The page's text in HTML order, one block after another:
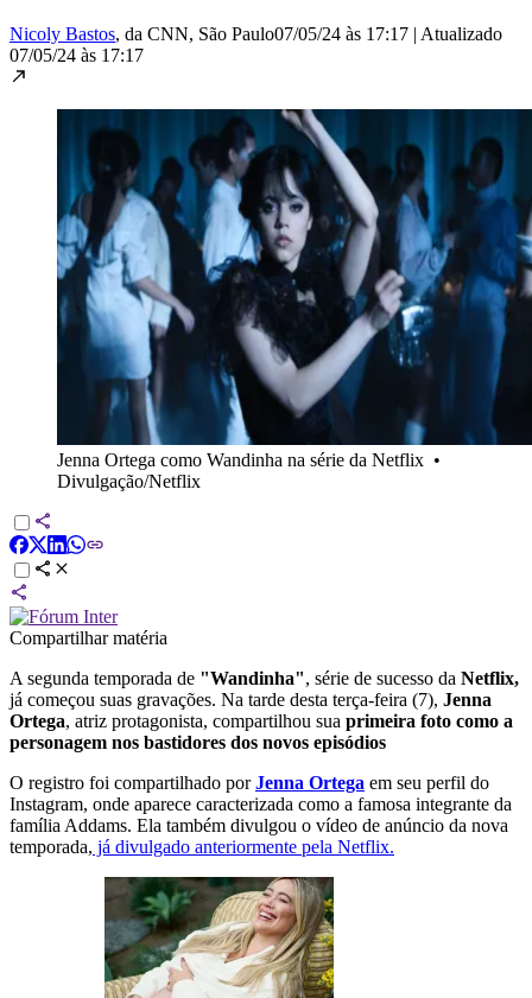
Nicoly Bastos, da CNN, São Paulo07/05/24 às 17:17 | Atualizado
07/05/24 às 17:17
Jenna Ortega como Wandinha na série da Netflix •
Divulgação/Netflix
Compartilhar matéria
A segunda temporada de "Wandinha", série de sucesso da Netflix,
já começou suas gravações. Na tarde desta terça-feira (7), Jenna
Ortega, atriz protagonista, compartilhou sua primeira foto como a
personagem nos bastidores dos novos episódios
O registro foi compartilhado porJenna Ortega em seu perfil do
Instagram, onde aparece caracterizada como a famosa integrante da
família Addams. Ela também divulgou o vídeo de anúncio da nova
temporada, já divulgado anteriormente pela Netflix.